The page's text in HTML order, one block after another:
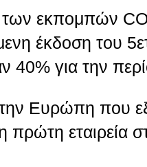
των εκπομπών
έκδοση του
για την
Ευρώπη που
εταιρεία